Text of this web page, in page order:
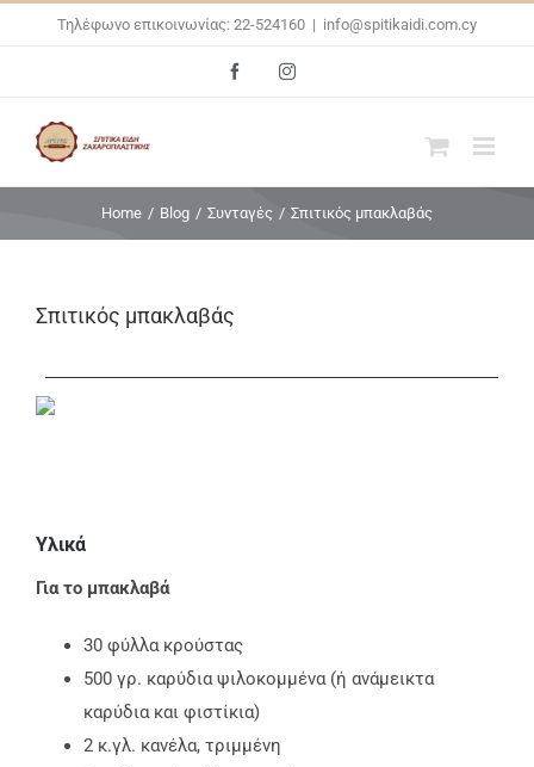
Τηλέφωνο επικοινωνίας: 22-524160 | info@spitikaidi.com.cy
FacebookInstagram
Home / Blog / Συνταγές / Σπιτικός μπακλαβάς
Σπιτικός μπακλαβάς
Υλικά
Για το μπακλαβά
30 φύλλα κρούστας
500 γρ. καρύδια ψιλοκομμένα (ή ανάμεικτα
καρύδια και φιστίκια)
2 κ.γλ. κανέλα, τριμμένη